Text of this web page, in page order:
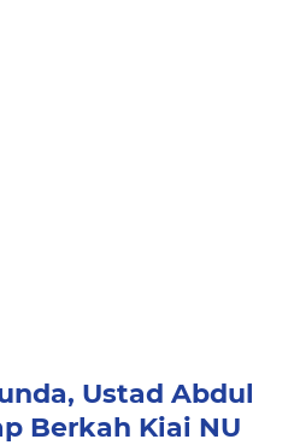
Ustad Abdul
Berkah Kiai NU